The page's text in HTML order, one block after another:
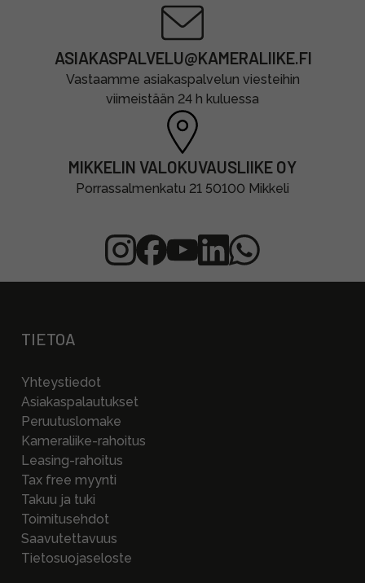
ASIAKASPALVELU@KAMERALIIKE.FI
Vastaamme asiakaspalvelun viesteihin
viimeistään 24 h kuluessa
MIKKELIN VALOKUVAUSLIIKE OY
Porrassalmenkatu 21 50100 Mikkeli
TIETOA
Yhteystiedot
Asiakaspalautukset
Peruutuslomake
Kameraliike-rahoitus
Leasing-rahoitus
Tax free myynti
Takuu ja tuki
Toimitusehdot
Saavutettavuus
Tietosuojaseloste